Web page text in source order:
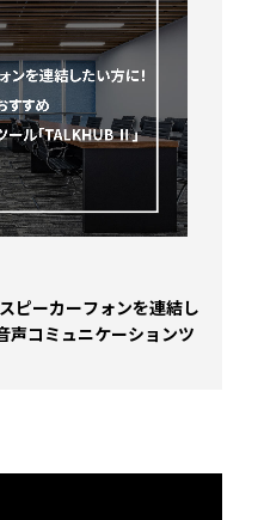
ピーカーフォンを連結し
声コミュニケーションツ